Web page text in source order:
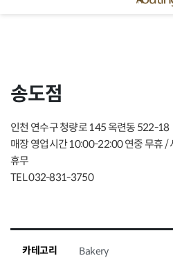
송도점
인천 연수구 청량로 145 옥련동 522-18
매장 영업시간 10:00-22:00 연중 무휴 /
휴무
TEL 032-831-3750
카테고리 Bakery